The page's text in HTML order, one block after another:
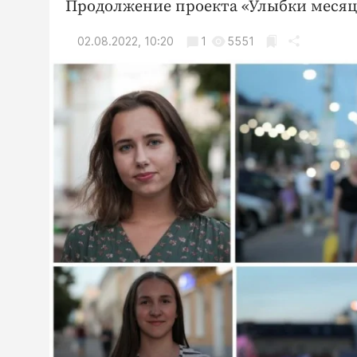
Продолжение проекта «Улыбки
02.08.2022, 10:20 1 5551